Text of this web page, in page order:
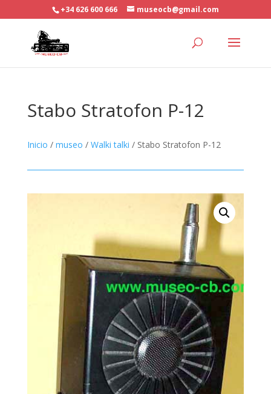
+34 626 600 666 museocb@gmail.com
Stabo Stratofon P-12
Inicio / museo / Walki talki / Stabo Stratofon P-12